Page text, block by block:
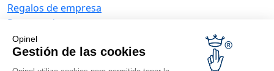
Opinel
Gestión de las cookies
Regalos de empresa
Restauradores
Noticias Opinel
Recibir las novedades